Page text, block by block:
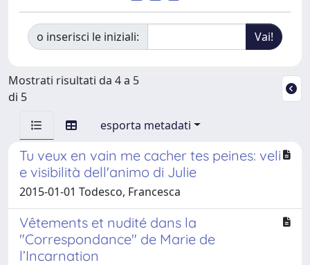
o inserisci le iniziali:
Mostrati risultati da 4 a 5
di 5
esporta metadati
Tu veux en vain me cacher tes peines: veli
e visibilità dell'animo di Julie
2015-01-01 Todesco, Francesca
Vêtements et nudité dans la
"Correspondance" de Marie de
l’Incarnation